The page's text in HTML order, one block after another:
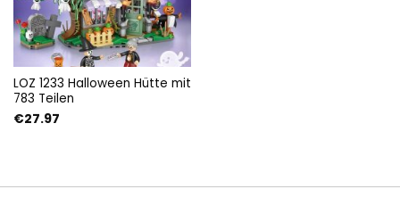
LOZ 1233 Halloween Hütte mit
783 Teilen
€27.97